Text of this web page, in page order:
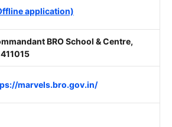
application)
BRO School & Centre,
marvels.bro.gov.in/